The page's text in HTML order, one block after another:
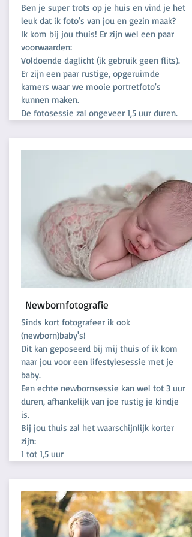
Ben je super trots op je huis en vind je het
leuk dat ik foto's van jou en gezin maak?
Ik kom bij jou thuis! Er zijn wel een paar
voorwaarden:
Voldoende daglicht (ik gebruik geen flits).
Er zijn een paar rustige, opgeruimde
kamers waar we mooie portretfoto's
kunnen maken.
De fotosessie zal ongeveer 1,5 uur duren.
Newbornfotografie
Sinds kort fotografeer ik ook
(newborn)baby's!
Dit kan geposeerd bij mij thuis of ik kom
naar jou voor een lifestylesessie met je
baby.
Een echte newbornsessie kan wel tot 3 uur
duren, afhankelijk van joe rustig je kindje
is.
Bij jou thuis zal het waarschijnlijk korter
zijn:
1 tot 1,5 uur